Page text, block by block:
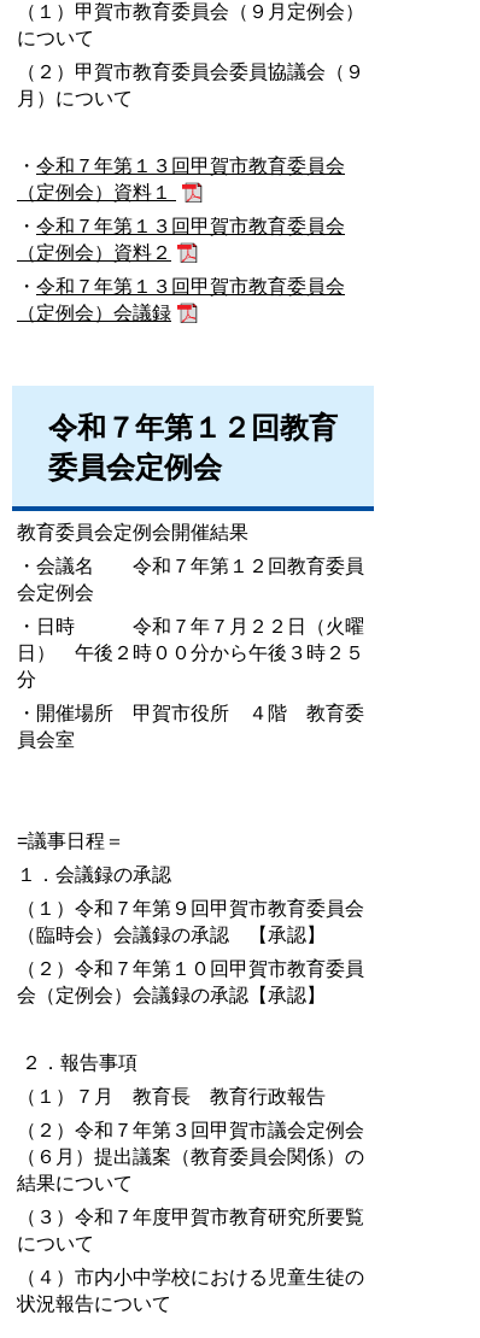
（１）甲賀市教育委員会（９月定例会）
について
（２）甲賀市教育委員会委員協議会（９
月）について
・ 令和７年第１３回甲賀市教育委員会
（定例会）資料１
・ 令和７年第１３回甲賀市教育委員会
（定例会）資料２
・ 令和７年第１３回甲賀市教育委員会
（定例会）会議録
令和７年第１２回教育
委員会定例会
教育委員会定例会開催結果
・会議名 令和７年第１２回教育委員
会定例会
・日時 令和７年７月２２日（火曜
日） 午後２時００分から午後３時２５
分
・開催場所 甲賀市役所 ４階 教育委
員会室
=議事日程＝
１．会議録の承認
（１）令和７年第９回甲賀市教育委員会
（臨時会）会議録の承認 【承認】
（２）令和７年第１０回甲賀市教育委員
会（定例会）会議録の承認【承認】
２．報告事項
（１）７月 教育長 教育行政報告
（２）令和７年第３回甲賀市議会定例会
（６月）提出議案（教育委員会関係）の
結果について
（３）令和７年度甲賀市教育研究所要覧
について
（４）市内小中学校における児童生徒の
状況報告について